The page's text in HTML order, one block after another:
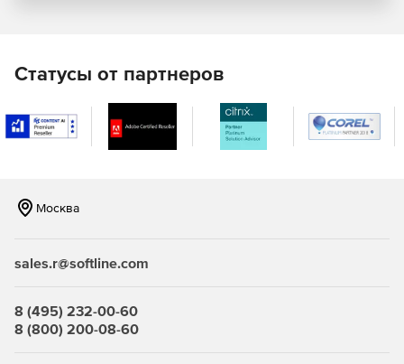
качества сканированных растровых изображений как
Поиск и распознавание штампа (индексация).
Отсканированный документ может быть помещен в
описывающими. Всю эту информацию можно брать из
Распознавание текстов. Дополнительный модуль OCR
выполненного шрифтами обычного начертания. Для
распознавания текстов использующих декоративные
Статусы от партнеров
Москва
sales.r@softline.com
8 (495) 232-00-60
8 (800) 200-08-60